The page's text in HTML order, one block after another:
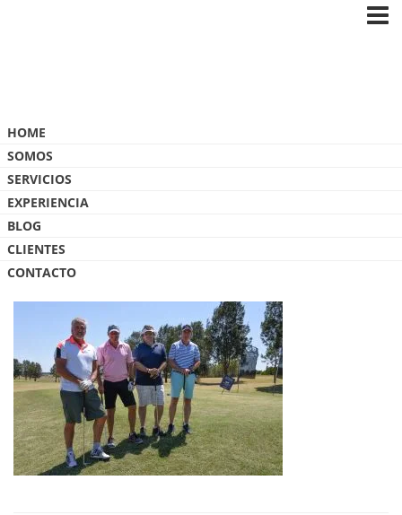
HOME
SOMOS
SERVICIOS
EXPERIENCIA
BLOG
CLIENTES
CONTACTO
_ODP6686
20 ENERO, 2018